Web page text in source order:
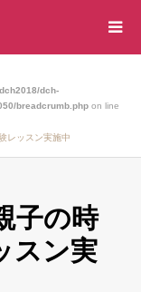
dch-
breadcrumb.php on line
レッスン実施中
子の時
スン実